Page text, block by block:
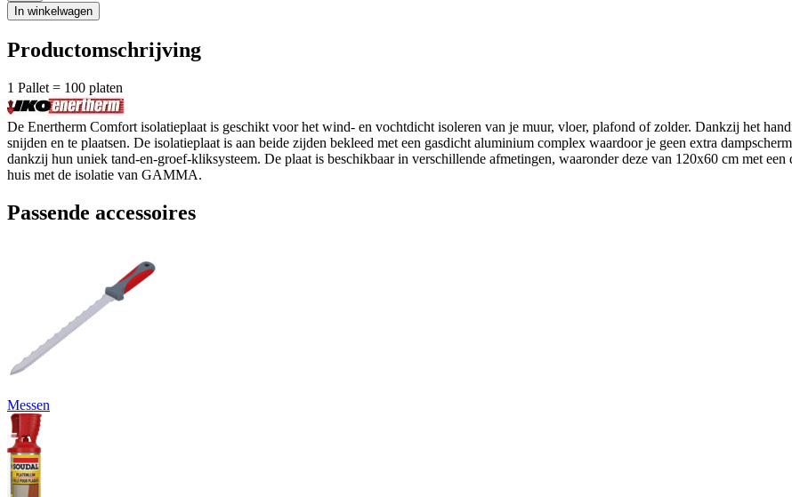
In winkelwagen
Productomschrijving
1 Pallet = 100 platen
De Enertherm Comfort isolatieplaat is geschikt voor het wind- en vochtdicht isoleren van je muur, vloer, plafond of zolder. Dankzij het
snijden en te plaatsen. De isolatieplaat is aan beide zijden bekleed met een gasdicht aluminium complex waardoor je geen extra
dankzij hun uniek tand-en-groef-kliksysteem. De plaat is beschikbaar in verschillende afmetingen, waaronder deze van 120x60 cm met
huis met de isolatie van GAMMA.
Passende accessoires
Messen